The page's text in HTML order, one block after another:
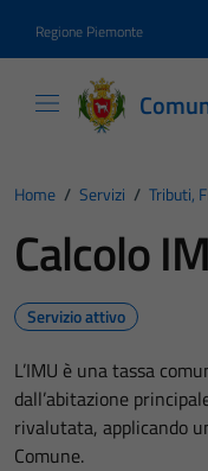
Regione Piemonte
Home / Servizi / Tributi,
Calcolo
Servizio attivo
L’IMU è una tassa
dall’abitazione
rivalutata, applicando
Comune.